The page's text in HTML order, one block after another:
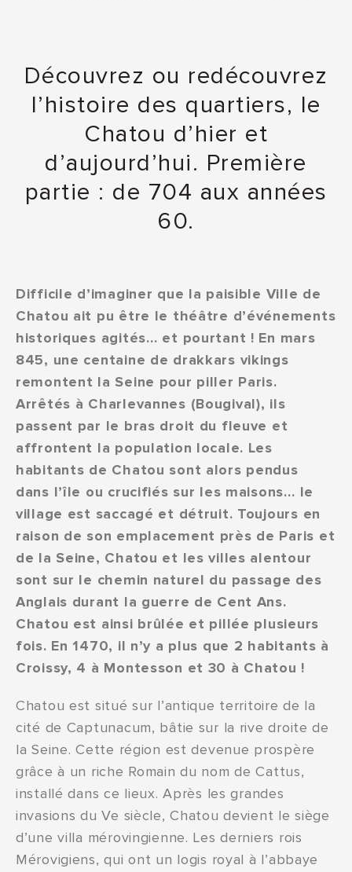
Découvrez ou redécouvrez
l’histoire des quartiers, le
Chatou d’hier et
d’aujourd’hui. Première
partie : de 704 aux années
60.
Difficile d’imaginer que la paisible Ville de
Chatou ait pu être le théâtre d’événements
historiques agités… et pourtant ! En mars
845, une centaine de drakkars vikings
remontent la Seine pour piller Paris.
Arrêtés à Charlevannes (Bougival), ils
passent par le bras droit du fleuve et
affrontent la population locale. Les
habitants de Chatou sont alors pendus
dans l’île ou crucifiés sur les maisons… le
village est saccagé et détruit. Toujours en
raison de son emplacement près de Paris et
de la Seine, Chatou et les villes alentour
sont sur le chemin naturel du passage des
Anglais durant la guerre de Cent Ans.
Chatou est ainsi brûlée et pillée plusieurs
fois. En 1470, il n’y a plus que 2 habitants à
Croissy, 4 à Montesson et 30 à Chatou !
Chatou est situé sur l’antique territoire de la
cité de Captunacum, bâtie sur la rive droite de
la Seine. Cette région est devenue prospère
grâce à un riche Romain du nom de Cattus,
installé dans ce lieux. Après les grandes
invasions du Ve siècle, Chatou devient le siège
d’une villa mérovingienne. Les derniers rois
Mérovigiens, qui ont un logis royal à l’abbaye